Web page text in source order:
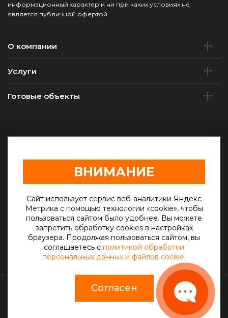
информационный характер и ни при каких условиях не
является публичной офертой.
О компании
Услуги
Готовые объекты
oooskr-s@mail.ru
+7(906) 307-63-77
Telegram
Max
ВНИМАНИЕ
Сайт использует сервис веб-аналитики Яндекс
Метрика с помощью технологии «cookie», чтобы
пользоваться сайтом было удобнее. Вы можете
запретить обработку cookies в настройках
браузера. Продолжая пользоваться сайтом, вы
соглашаетесь с политикой обработки
персональных данных и файлов cookie.
Согласен